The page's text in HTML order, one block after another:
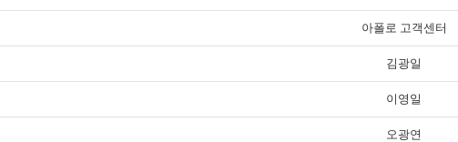
아폴로 고객센터
김광일
이영일
오광연